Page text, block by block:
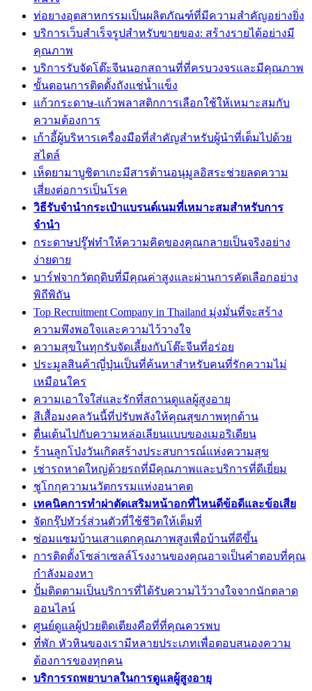
ท่อยางอุตสาหกรรมเป็นผลิตภัณฑ์ที่มีความสำคัญอย่างยิ่ง
บริการเว็บสำเร็จรูปสำหรับขายของ: สร้างรายได้อย่างมี
คุณภาพ
บริการรับจัดโต๊ะจีนนอกสถานที่ที่ครบวงจรและมีคุณภาพ
ขั้นตอนการติดตั้งถังแช่น้ำแข็ง
แก้วกระดาษ-แก้วพลาสติกการเลือกใช้ให้เหมาะสมกับ
ความต้องการ
เก้าอี้ผู้บริหารเครื่องมือที่สำคัญสำหรับผู้นำที่เต็มไปด้วย
สไตล์
เห็ดยามาบูชิตาเกะมีสารต้านอนุมูลอิสระช่วยลดความ
เสี่ยงต่อการเป็นโรค
วิธีรับจำนำกระเป๋าแบรนด์เนมที่เหมาะสมสำหรับการ
จำนำ
กระดาษปรู๊ฟทำให้ความคิดของคุณกลายเป็นจริงอย่าง
ง่ายดาย
บาร์ฟจากวัตถุดิบที่มีคุณค่าสูงและผ่านการคัดเลือกอย่าง
พิถีพิถัน
Top Recruitment Company in Thailand มุ่งมั่นที่จะสร้าง
ความพึงพอใจและความไว้วางใจ
ความสุขในทุกรับจัดเลี้ยงกับโต๊ะจีนที่อร่อย
ประมูลสินค้าญี่ปุ่นเป็นที่ค้นหาสำหรับคนที่รักความไม่
เหมือนใคร
ความเอาใจใส่และรักที่สถานดูแลผู้สูงอายุ
สีเสื้อมงคลวันนี้ที่ปรับพลังให้คุณสุขภาพทุกด้าน
ตื่นเต้นไปกับความหล่อเลียนแบบของเมอริเดียน
ร้านลูกโป่งวันเกิดสร้างประสบการณ์แห่งความสุข
เช่ารถหาดใหญ่ด้วยรถที่มีคุณภาพและบริการที่ดีเยี่ยม
ชูโกกุความนวัตกรรมแห่งอนาคต
เทคนิคการทำผ่าตัดเสริมหน้าอกที่ไหนดีข้อดีและข้อเสีย
จัดกรุ๊ปทัวร์ส่วนตัวที่ใช้ชีวิตให้เต็มที่
ซ่อมแซมบ้านเสาแตกคุณภาพสูงเพื่อบ้านที่ดีขึ้น
การติดตั้งโซล่าเซลล์โรงงานของคุณอาจเป็นคำตอบที่คุณ
กำลังมองหา
ปั้มติดตามเป็นบริการที่ได้รับความไว้วางใจจากนักตลาด
ออนไลน์
ศูนย์ดูแลผู้ป่วยติดเตียงคือที่ที่คุณควรพบ
ที่พัก หัวหินของเรามีหลายประเภทเพื่อตอบสนองความ
ต้องการของทุกคน
บริการรถพยาบาลในการดูแลผู้สูงอายุ